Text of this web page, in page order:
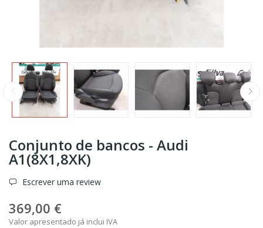
Conjunto de bancos - Audi
A1(8X1,8XK)
Escrever uma review
369,00 €
Valor apresentado já inclui IVA